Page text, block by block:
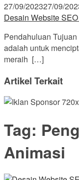
27/09/202327/09/
Desain Website
Pendahuluan
adalah untuk
meraih […]
Artikel Terkait
Tag:
Animasi